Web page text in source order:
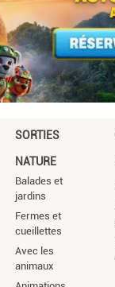
SORTIES
NATURE
Balades et
jardins
Fermes et
cueillettes
Avec les
animaux